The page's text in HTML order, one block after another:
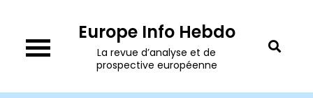
content
Europe Info Hebdo
La revue d’analyse et de
prospective européenne